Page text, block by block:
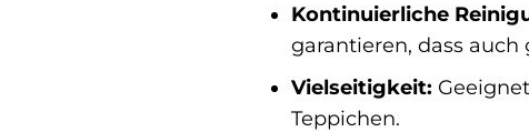
Kontinuierliche
garantieren, dass
Vielseitigkeit:
Teppichen.